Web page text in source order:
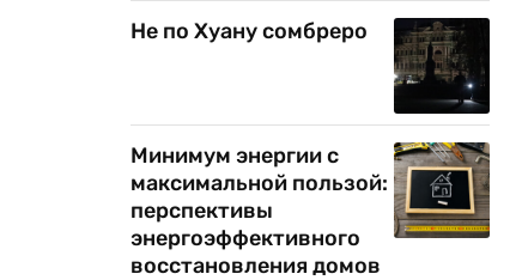
Не по Хуану сомбреро
Минимум энергии с
максимальной пользой:
перспективы
энергоэффективного
восстановления домов